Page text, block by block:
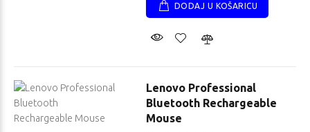
DODAJ U KOŠARICU
Lenovo Professional
Bluetooth Rechargeable
Mouse